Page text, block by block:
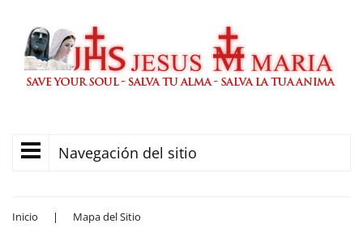
Navegación del sitio
Inicio | Mapa del Sitio